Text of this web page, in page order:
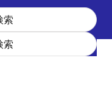
Maker Resources